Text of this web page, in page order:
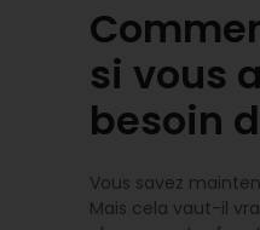
si vous
besoin
Vous savez
Mais cela vaut-il